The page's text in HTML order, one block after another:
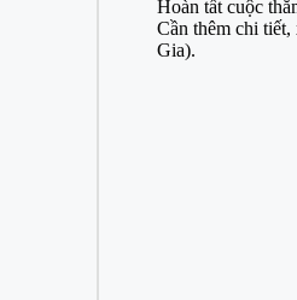
Hoàn tất cuộc
Cần thêm chi
Gia).